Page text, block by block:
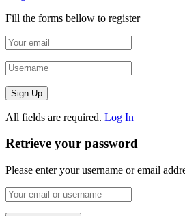
Fill the forms bellow to register
All fields are required. Log In
Retrieve your password
Please enter your username or email